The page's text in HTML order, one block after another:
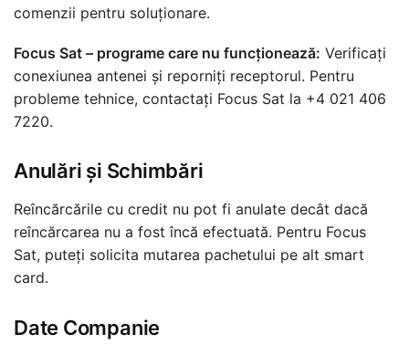
comenzii pentru soluționare.
Focus Sat – programe care nu funcționează: Verificați
conexiunea antenei și reporniți receptorul. Pentru
probleme tehnice, contactați Focus Sat la +4 021 406
7220.
Anulări și Schimbări
Reîncărcările cu credit nu pot fi anulate decât dacă
reîncărcarea nu a fost încă efectuată. Pentru Focus
Sat, puteți solicita mutarea pachetului pe alt smart
card.
Date Companie